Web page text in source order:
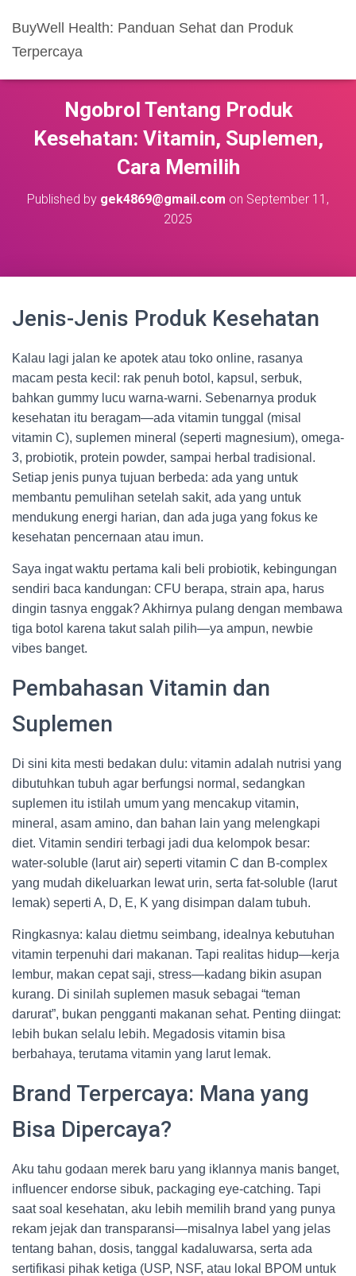
BuyWell Health: Panduan Sehat dan Produk
Terpercaya
Ngobrol Tentang Produk
Kesehatan: Vitamin, Suplemen,
Cara Memilih
Published by gek4869@gmail.com on September 11,
2025
Jenis-Jenis Produk Kesehatan
Kalau lagi jalan ke apotek atau toko online, rasanya
macam pesta kecil: rak penuh botol, kapsul, serbuk,
bahkan gummy lucu warna-warni. Sebenarnya produk
kesehatan itu beragam—ada vitamin tunggal (misal
vitamin C), suplemen mineral (seperti magnesium), omega-
3, probiotik, protein powder, sampai herbal tradisional.
Setiap jenis punya tujuan berbeda: ada yang untuk
membantu pemulihan setelah sakit, ada yang untuk
mendukung energi harian, dan ada juga yang fokus ke
kesehatan pencernaan atau imun.
Saya ingat waktu pertama kali beli probiotik, kebingungan
sendiri baca kandungan: CFU berapa, strain apa, harus
dingin tasnya enggak? Akhirnya pulang dengan membawa
tiga botol karena takut salah pilih—ya ampun, newbie
vibes banget.
Pembahasan Vitamin dan
Suplemen
Di sini kita mesti bedakan dulu: vitamin adalah nutrisi yang
dibutuhkan tubuh agar berfungsi normal, sedangkan
suplemen itu istilah umum yang mencakup vitamin,
mineral, asam amino, dan bahan lain yang melengkapi
diet. Vitamin sendiri terbagi jadi dua kelompok besar:
water-soluble (larut air) seperti vitamin C dan B-complex
yang mudah dikeluarkan lewat urin, serta fat-soluble (larut
lemak) seperti A, D, E, K yang disimpan dalam tubuh.
Ringkasnya: kalau dietmu seimbang, idealnya kebutuhan
vitamin terpenuhi dari makanan. Tapi realitas hidup—kerja
lembur, makan cepat saji, stress—kadang bikin asupan
kurang. Di sinilah suplemen masuk sebagai “teman
darurat”, bukan pengganti makanan sehat. Penting diingat:
lebih bukan selalu lebih. Megadosis vitamin bisa
berbahaya, terutama vitamin yang larut lemak.
Brand Terpercaya: Mana yang
Bisa Dipercaya?
Aku tahu godaan merek baru yang iklannya manis banget,
influencer endorse sibuk, packaging eye-catching. Tapi
saat soal kesehatan, aku lebih memilih brand yang punya
rekam jejak dan transparansi—misalnya label yang jelas
tentang bahan, dosis, tanggal kadaluwarsa, serta ada
sertifikasi pihak ketiga (USP, NSF, atau lokal BPOM untuk